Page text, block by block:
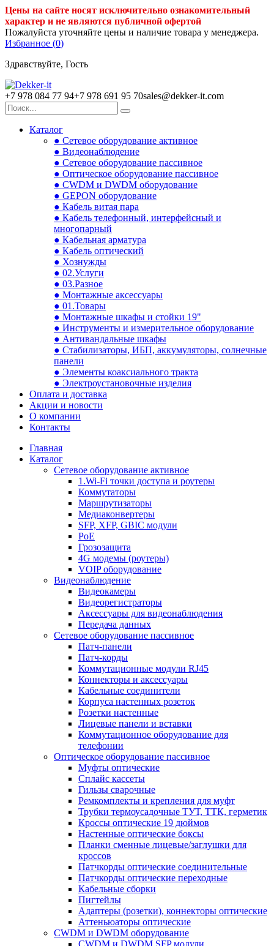
Цены на сайте носят исключительно ознакомительный
характер и не являются публичной офертой
Пожалуйста уточняйте цены и наличие товара у менеджера.
Избранное (0)
Здравствуйте, Гость
+7 978 084 77 94+7 978 691 95 70sales@dekker-it.com
Каталог
● Сетевое оборудование активное
● Видеонаблюдение
● Сетевое оборудование пассивное
● Оптическое оборудование пассивное
● CWDM и DWDM оборудование
● GEPON оборудование
● Кабель витая пара
● Кабель телефонный, интерфейсный и
многопарный
● Кабельная арматура
● Кабель оптический
● Хознужды
● 02.Услуги
● 03.Разное
● Монтажные аксессуары
● 01.Товары
● Монтажные шкафы и стойки 19"
● Инструменты и измерительное оборудование
● Антивандальные шкафы
● Стабилизаторы, ИБП, аккумуляторы, солнечные
панели
● Элементы коаксиального тракта
● Электроустановочные изделия
Оплата и доставка
Акции и новости
О компании
Контакты
Главная
Каталог
Сетевое оборудование активное
1.Wi-Fi точки доступа и роутеры
Коммутаторы
Маршрутизаторы
Медиаконвертеры
SFP, XFP, GBIC модули
PoE
Грозозащита
4G модемы (роутеры)
VOIP оборудование
Видеонаблюдение
Видеокамеры
Видеорегистраторы
Аксессуары для видеонаблюдения
Передача данных
Сетевое оборудование пассивное
Патч-панели
Патч-корды
Коммутационные модули RJ45
Коннекторы и аксессуары
Кабельные соединители
Корпуса настенных розеток
Розетки настенные
Лицевые панели и вставки
Коммутационное оборудование для
телефонии
Оптическое оборудование пассивное
Муфты оптические
Сплайс кассеты
Гильзы сварочные
Ремкомплекты и крепления для муфт
Трубки термоусадочные ТУТ, ТТК, герметик
Кроссы оптические 19 дюймов
Настенные оптические боксы
Планки сменные лицевые/заглушки для
кроссов
Патчкорды оптические соединительные
Патчкорды оптические переходные
Кабельные сборки
Пигтейлы
Адаптеры (розетки), коннекторы оптические
Аттеньюаторы оптические
CWDM и DWDM оборудование
CWDM и DWDM SFP модули